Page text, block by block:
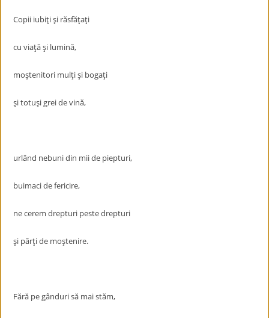
Copii iubiţi şi răsfăţaţi
cu viaţă şi lumină,
moştenitori mulţi şi bogaţi
şi totuşi grei de vină,
urlând nebuni din mii de piepturi,
buimaci de fericire,
ne cerem drepturi peste drepturi
şi părţi de moştenire.
Fără pe gânduri să mai stăm,